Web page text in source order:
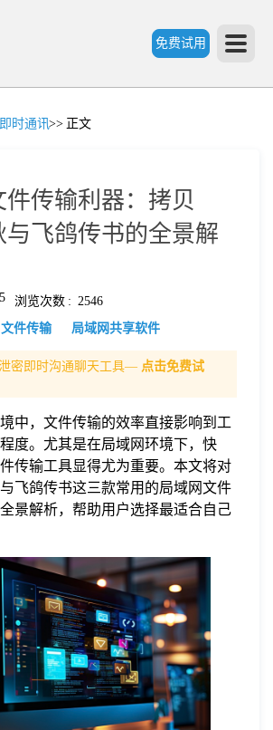
免费试用
即时通讯>> 正文
件传输利器：拷贝
与飞鸽传书的全景解
浏览次数 : 2546
文件传输 局域网共享软件
密即时沟通聊天工具— 点击免费试
中，文件传输的效率直接影响到工
度。尤其是在局域网环境下，快
传输工具显得尤为重要。本文将对
飞鸽传书这三款常用的局域网文件
景解析，帮助用户选择最适合自己